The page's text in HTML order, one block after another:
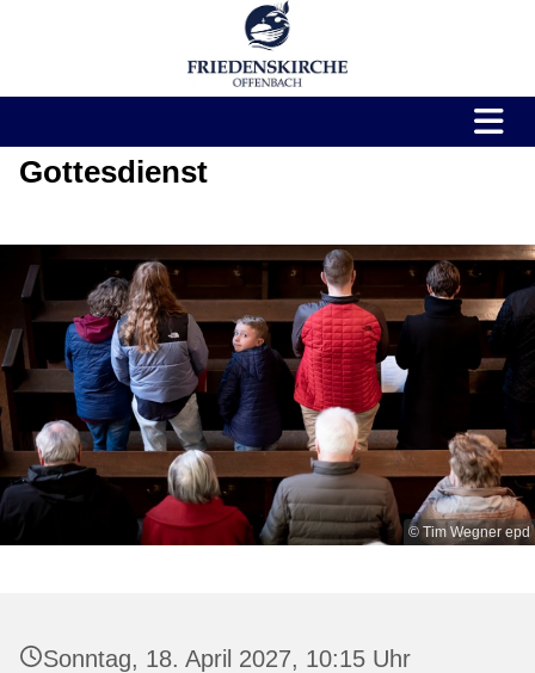
Gottesdienst
© Tim Wegner epd
Sonntag, 18. April 2027, 10:15 Uhr